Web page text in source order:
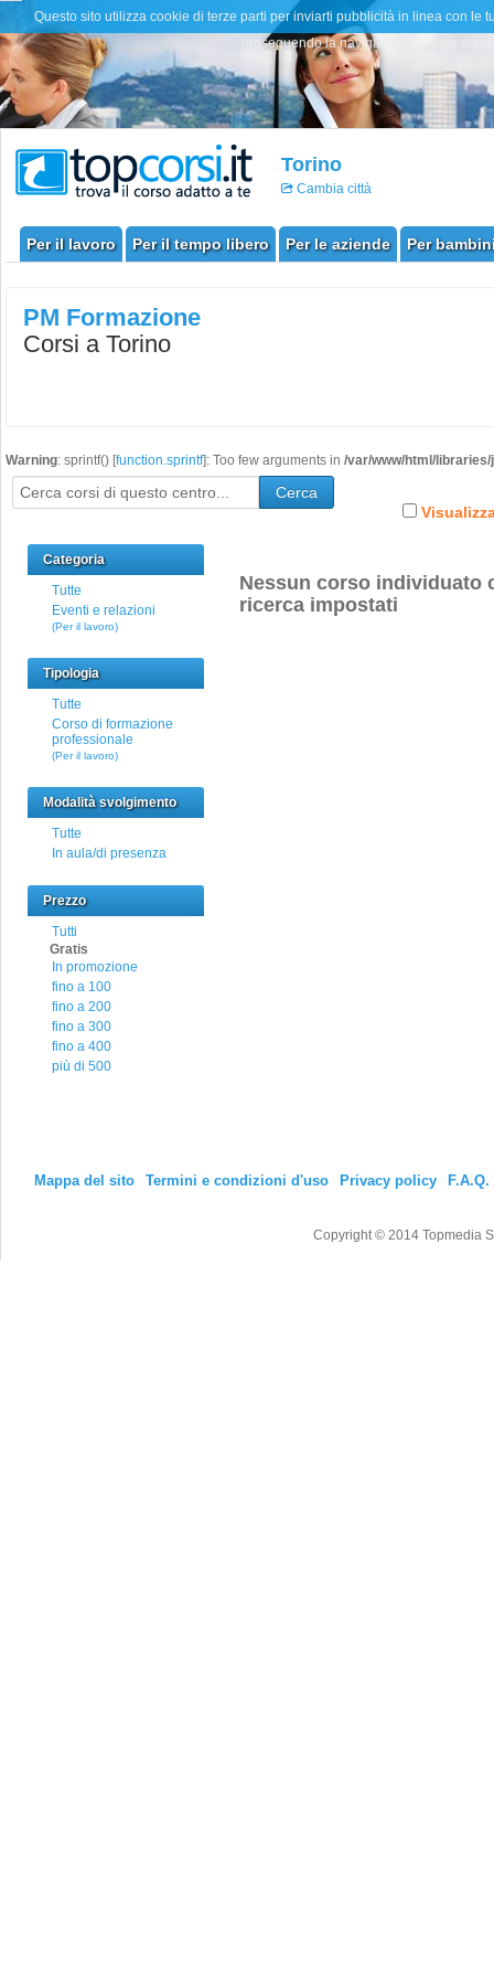
Questo sito utilizza cookie di terze parti per inviarti pubblicità in linea con
proseguendo la navigazione in altra
Torino
Cambia città
Per il lavoro Per il tempo libero Per le aziende Per
PM Formazione
Corsi a Torino
Warning: sprintf() [function.sprintf]: Too few arguments in /var/www/html/
Cerca
Categoria
Tutte
Eventi e relazioni
(Per il lavoro)
Tipologia
Tutte
Corso di formazione
professionale
(Per il lavoro)
Modalità svolgimento
Tutte
In aula/di presenza
Prezzo
Tutti
Gratis
In promozione
fino a 100
fino a 200
fino a 300
fino a 400
più di 500
Nessun corso individuato
ricerca impostati
Mappa del sito Termini e condizioni d'uso Privacy policy F.A.Q.
Copyright © 2014 Topmedia